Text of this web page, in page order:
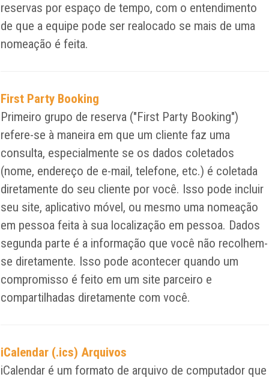
reservas por espaço de tempo, com o entendimento
de que a equipe pode ser realocado se mais de uma
nomeação é feita.
First Party Booking
Primeiro grupo de reserva ("First Party Booking")
refere-se à maneira em que um cliente faz uma
consulta, especialmente se os dados coletados
(nome, endereço de e-mail, telefone, etc.) é coletada
diretamente do seu cliente por você. Isso pode incluir
seu site, aplicativo móvel, ou mesmo uma nomeação
em pessoa feita à sua localização em pessoa. Dados
segunda parte é a informação que você não recolhem-
se diretamente. Isso pode acontecer quando um
compromisso é feito em um site parceiro e
compartilhadas diretamente com você.
iCalendar (.ics) Arquivos
iCalendar é um formato de arquivo de computador que